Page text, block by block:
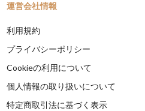
運営会社情報
利用規約
プライバシーポリシー
Cookieの利用について
個人情報の取り扱いについて
特定商取引法に基づく表示